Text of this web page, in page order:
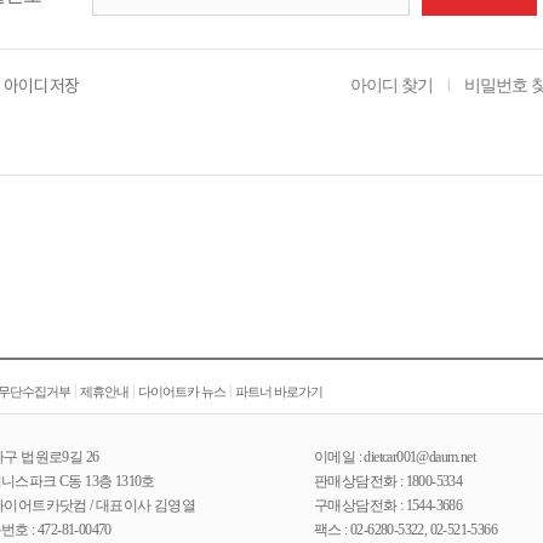
아이디 저장 아이디 찾기 l 비밀번호
단수집거부 제휴안내 다이어트카 뉴스 파트너 바로가기
법원로9길 26
스파크 C동 13층 1310호
어트카닷컴 / 대표이사 김영열
호 : 472-81-00470
이메일 : dietcar001@daum.net
판매상담전화 : 1800-5334
구매상담전화 : 1544-3686
팩스 : 02-6280-5322, 02-521-5366